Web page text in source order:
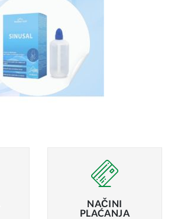
NAČINI
PLAĆANJA